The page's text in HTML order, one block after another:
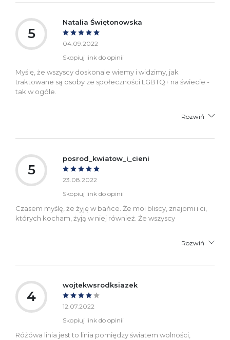
5
Natalia Świętonowska
04.09.2022
Skopiuj link do opinii
Myślę, że wszyscy doskonale wiemy i widzimy, jak
traktowane są osoby ze społeczności LGBTQ+ na świecie -
tak w ogóle.
Rozwiń
5
posrod_kwiatow_i_cieni
23.08.2022
Skopiuj link do opinii
Czasem myślę, że żyję w bańce. Że moi bliscy, znajomi i ci,
których kocham, żyją w niej również. Że wszyscy
Rozwiń
4
wojtekwsrodksiazek
12.07.2022
Skopiuj link do opinii
Różówa linia jest to linia pomiędzy światem wolności,